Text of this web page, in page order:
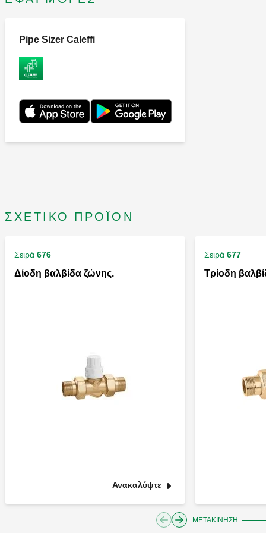
Pipe Sizer Caleffi
ΣΧΕΤΙΚΌ ΠΡΟΪΌΝ
Σειρά 676
Δίοδη βαλβίδα ζώνης.
Ανακαλύψτε
Σειρά 677
Τρίοδη
ΜΕΤΑΚΊΝΗΣΗ